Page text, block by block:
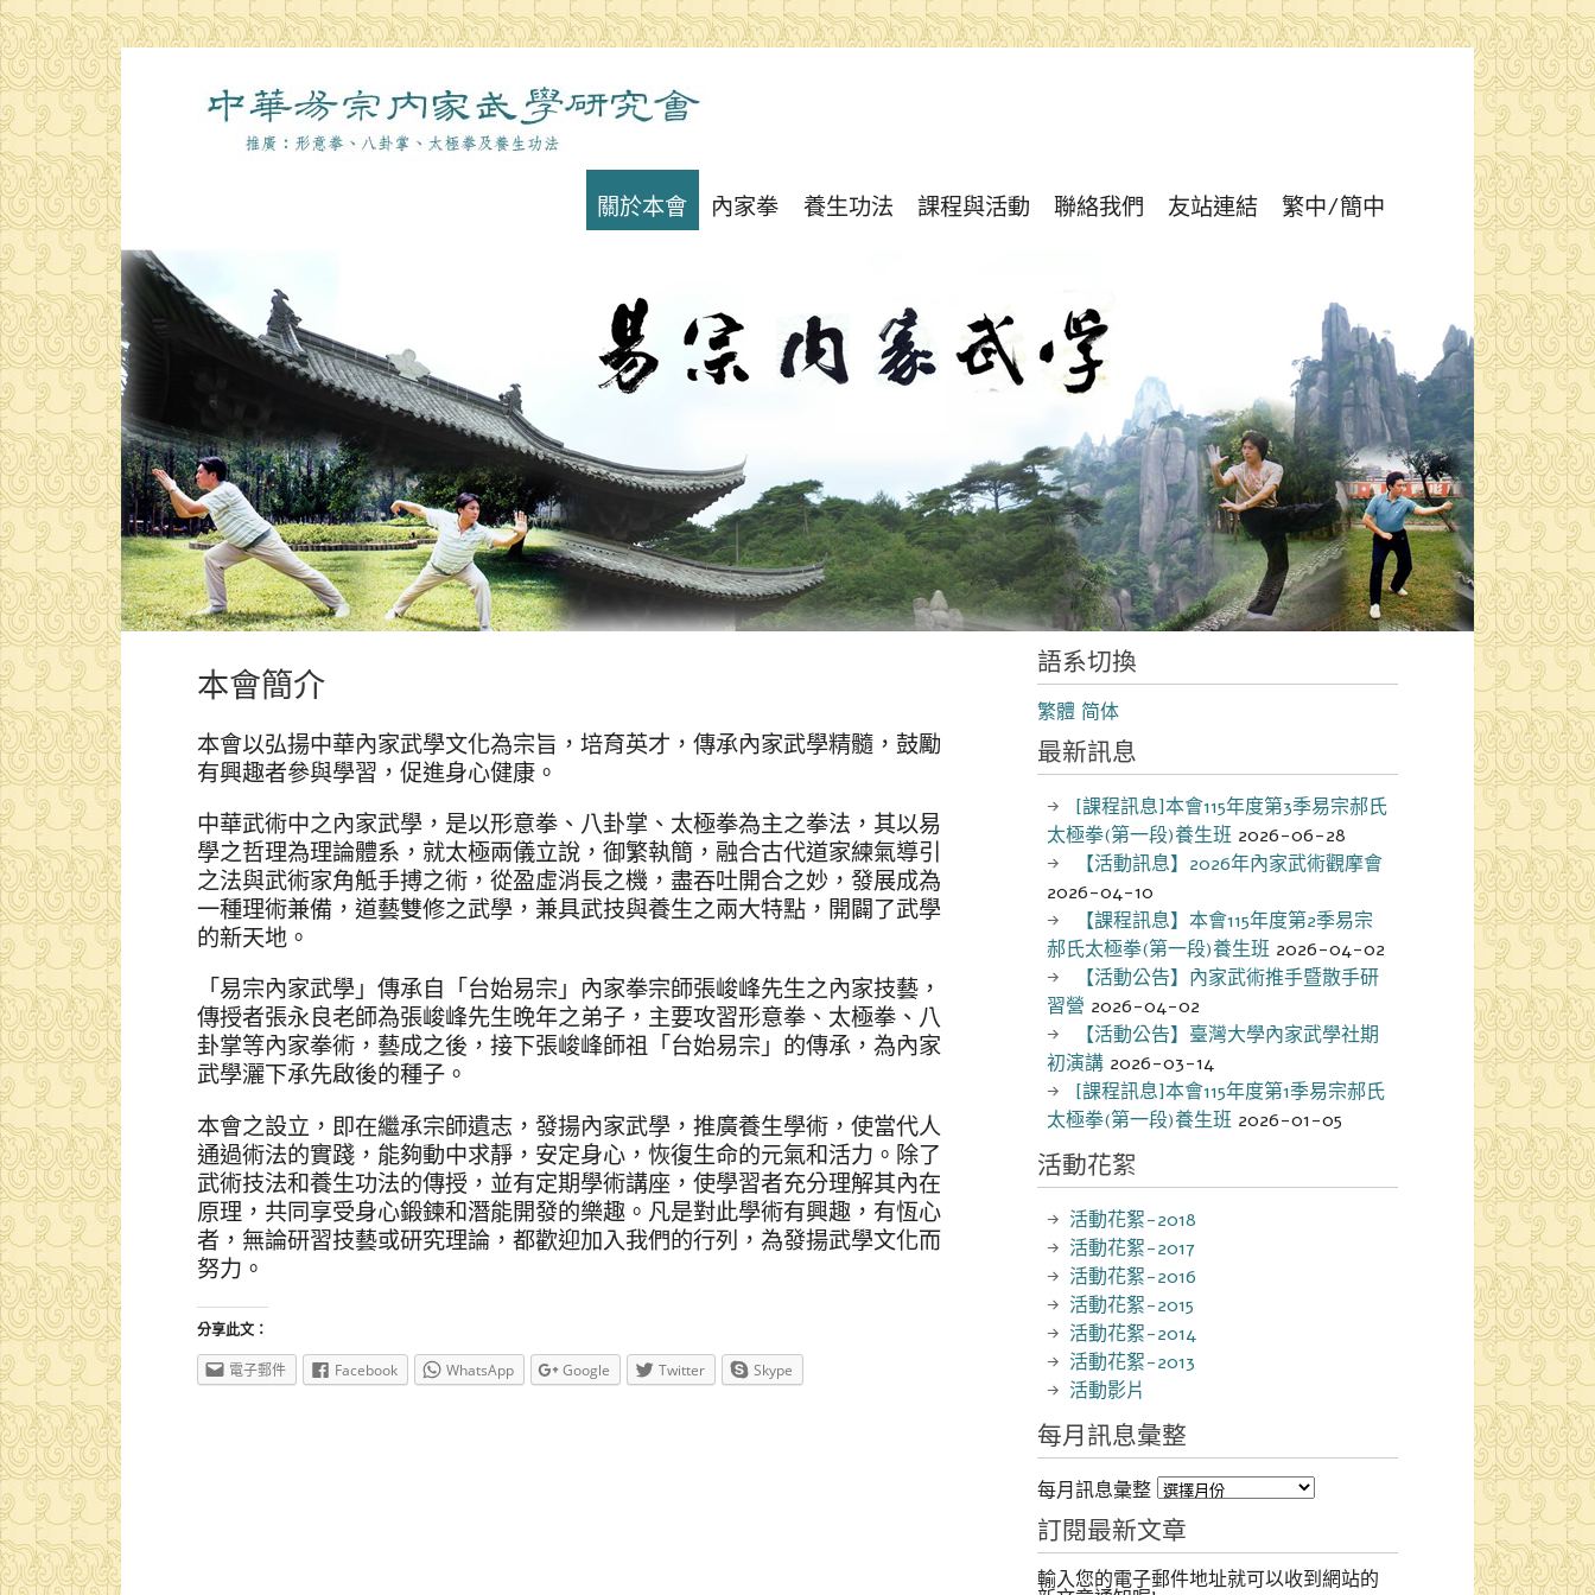
關於本會 內家拳 養生功法 課程與活動 聯絡我們 友站連結 繁中/簡中
本會簡介
本會以弘揚中華內家武學文化為宗旨，培育英才，傳承內家武學精髓，鼓勵
有興趣者參與學習，促進身心健康。
中華武術中之內家武學，是以形意拳、八卦掌、太極拳為主之拳法，其以易
學之哲理為理論體系，就太極兩儀立說，御繁執簡，融合古代道家練氣導引
之法與武術家角觝手搏之術，從盈虛消長之機，盡吞吐開合之妙，發展成為
一種理術兼備，道藝雙修之武學，兼具武技與養生之兩大特點，開闢了武學
的新天地。
「易宗內家武學」傳承自「台始易宗」內家拳宗師張峻峰先生之內家技藝，
傳授者張永良老師為張峻峰先生晚年之弟子，主要攻習形意拳、太極拳、八
卦掌等內家拳術，藝成之後，接下張峻峰師祖「台始易宗」的傳承，為內家
武學灑下承先啟後的種子。
本會之設立，即在繼承宗師遺志，發揚內家武學，推廣養生學術，使當代人
通過術法的實踐，能夠動中求靜，安定身心，恢復生命的元氣和活力。除了
武術技法和養生功法的傳授，並有定期學術講座，使學習者充分理解其內在
原理，共同享受身心鍛鍊和潛能開發的樂趣。凡是對此學術有興趣，有恆心
者，無論研習技藝或研究理論，都歡迎加入我們的行列，為發揚武學文化而
努力。
分享此文：
電子郵件 Facebook WhatsApp Google Twitter Skype
語系切換
繁體 简体
最新訊息
[課程訊息]本會115年度第3季易宗郝氏
太極拳(第一段)養生班 2026-06-28
【活動訊息】2026年內家武術觀摩會
2026-04-10
【課程訊息】本會115年度第2季易宗
郝氏太極拳(第一段)養生班 2026-04-02
【活動公告】內家武術推手暨散手研
習營 2026-04-02
【活動公告】臺灣大學內家武學社期
初演講 2026-03-14
[課程訊息]本會115年度第1季易宗郝氏
太極拳(第一段)養生班 2026-01-05
活動花絮
活動花絮-2018
活動花絮-2017
活動花絮-2016
活動花絮-2015
活動花絮-2014
活動花絮-2013
活動影片
每月訊息彙整
每月訊息彙整
訂閱最新文章
輸入您的電子郵件地址就可以收到網站的